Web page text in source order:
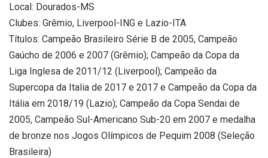
Local: Dourados-MS
Clubes: Grêmio, Liverpool-ING e Lazio-ITA
Títulos: Campeão Brasileiro Série B de 2005, Campeão
Gaúcho de 2006 e 2007 (Grêmio); Campeão da Copa da
Liga Inglesa de 2011/12 (Liverpool); Campeão da
Supercopa da Italia de 2017 e 2017 e Campeão da Copa da
Itália em 2018/19 (Lazio); Campeão da Copa Sendai de
2005, Campeão Sul-Americano Sub-20 em 2007 e medalha
de bronze nos Jogos Olímpicos de Pequim 2008 (Seleção
Brasileira)